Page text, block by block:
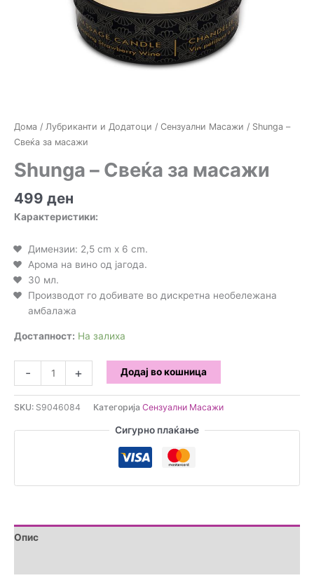
Дома / Лубриканти и Додатоци / Сензуални Масажи / Shunga –
Свеќа за масажи
Shunga – Свеќа за масажи
499 ден
Карактеристики:
Димензии: 2,5 cm x 6 cm.
Арома на вино од јагода.
30 мл.
Производот го добивате во дискретна необележана
амбалажа
Достапност: На залиха
-
-
Свеќа
за
масажи
+ Додај во кошница
SKU: S9046084 Категорија Сензуални Масажи
Сигурно плаќање
Опис